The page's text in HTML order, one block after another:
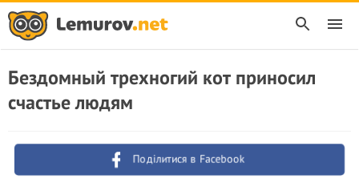
Бездомный трехногий кот приносил
счастье людям
Поділитися в Facebook